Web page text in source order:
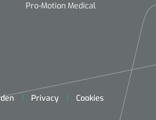
Pro-Motion Medical
Privacy Cookies